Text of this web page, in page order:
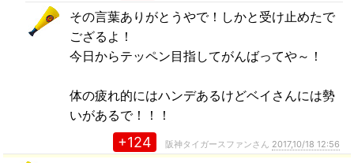
その言葉ありがとうやで！しかと受け止めたで
ござるよ！
今日からテッペン目指してがんばってや～！
体の疲れ的にはハンデあるけどベイさんには勢
いがあるで！！！
+124 阪神タイガースファンさん 2017,10/18 12:56